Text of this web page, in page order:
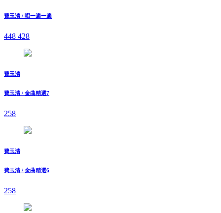
費玉清 / 唱一遍一遍
448 428
費玉清
費玉清 / 金曲精選7
258
費玉清
費玉清 / 金曲精選6
258